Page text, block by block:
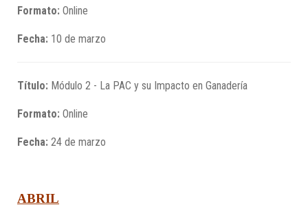
Formato: Online
Fecha: 10 de marzo
Título: Módulo 2 - La PAC y su Impacto en Ganadería
Formato: Online
Fecha: 24 de marzo
ABRIL